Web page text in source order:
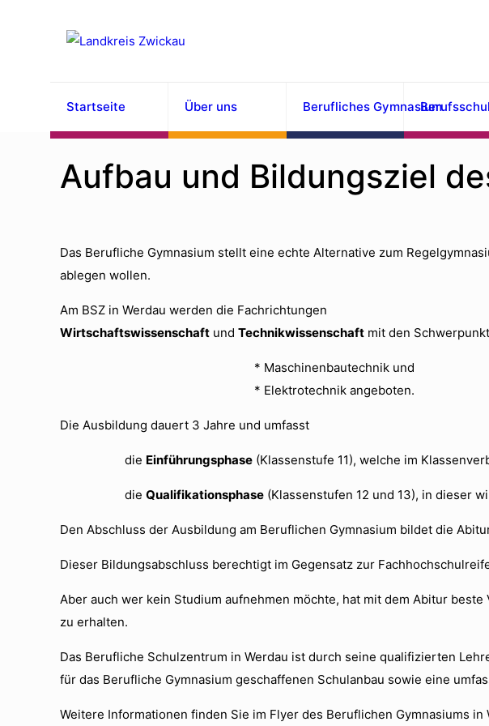
Startseite Über uns Berufliches Gymnasium
Aufbau und Bildungsziel
Das Berufliche Gymnasium stellt eine echte Alternative zum
ablegen wollen.
Am BSZ in Werdau werden die Fachrichtungen
Wirtschaftswissenschaft und Technikwissenschaft mit den
* Maschinenbautechnik und
* Elektrotechnik angeboten.
Die Ausbildung dauert 3 Jahre und umfasst
die Einführungsphase (Klassenstufe 11), welche im
die Qualifikationsphase (Klassenstufen 12 und 13), in dieser
Den Abschluss der Ausbildung am Beruflichen Gymnasium bildet die
Dieser Bildungsabschluss berechtigt im Gegensatz zur
Aber auch wer kein Studium aufnehmen möchte, hat mit dem Abitur
zu erhalten.
Das Berufliche Schulzentrum in Werdau ist durch seine qualifizierten
für das Berufliche Gymnasium geschaffenen Schulanbau sowie eine
Weitere Informationen finden Sie im Flyer des Beruflichen Gymnasiums